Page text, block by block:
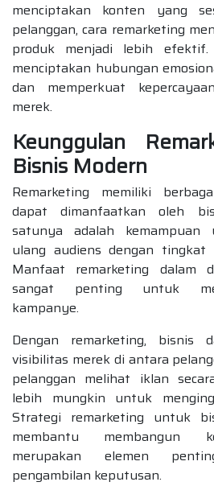
menciptakan konten yang
pelanggan, cara remarketing
produk menjadi lebih
menciptakan hubungan
dan memperkuat
merek.
Keunggulan
Bisnis Modern
Remarketing memiliki
dapat dimanfaatkan oleh
satunya adalah kemampuan
ulang audiens dengan
Manfaat remarketing dalam
sangat penting untuk
kampanye.
Dengan remarketing, bisnis
visibilitas merek di antara
pelanggan melihat iklan
lebih mungkin untuk
Strategi remarketing untuk
membantu membangun
merupakan elemen
pengambilan keputusan.